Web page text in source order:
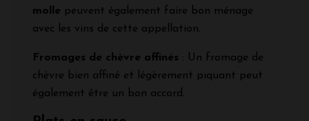
molle peuvent également faire bon ménage
avec les vins de cette appellation.
Fromages de chèvre affinés : Un fromage de
chèvre bien affiné et légèrement piquant peut
également être un bon accord.